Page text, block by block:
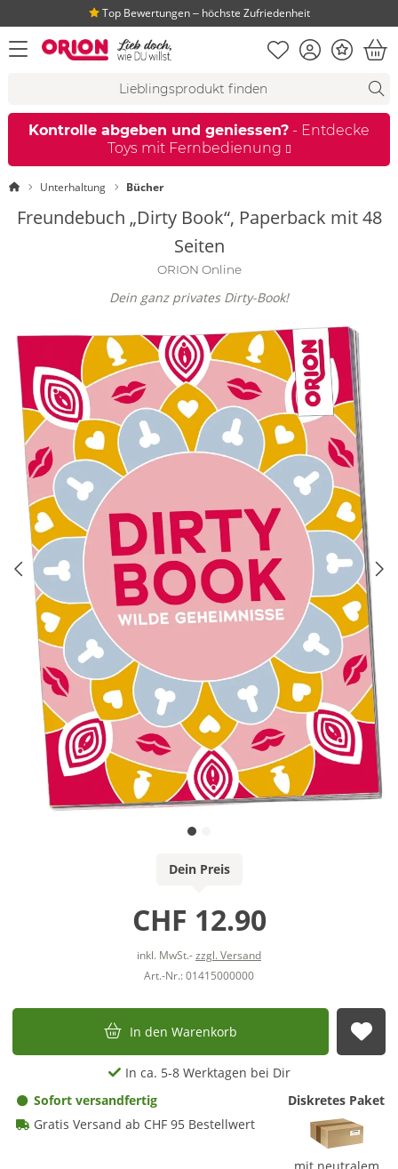
Top Bewertungen ‒ höchste Zufriedenheit
Menü öffnen Merkliste
KontoBonus
Kontrolle abgeben und geniessen? - Entdecke
Toys mit Fernbedienung
StartseiteUnterhaltung Bücher
Freundebuch „Dirty Book“, Paperback mit 48
Seiten
ORION Online
Dein ganz privates Dirty-Book!
Dein Preis
CHF 12.90
inkl. MwSt.-zzgl. Versand
Art.-Nr.: 01415000000
In den Warenkorb
In ca. 5-8 Werktagen bei Dir
Sofort versandfertig
Gratis Versand ab CHF 95 Bestellwert
Diskretes Paket